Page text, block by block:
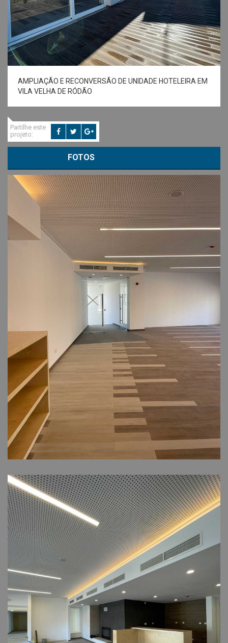
AMPLIAÇÃO E RECONVERSÃO DE UNIDADE HOTELEIRA EM
VILA VELHA DE RÓDÃO
Partilhe este
projeto:
FOTOS